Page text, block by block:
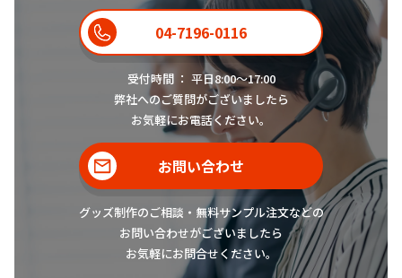
04-7196-0116
受付時間 ： 平日8:00〜17:00
弊社へのご質問がございましたら
お気軽にお電話ください。
お問い合わせ
グッズ制作のご相談・無料サンプル注文などの
お問い合わせがございましたら
お気軽にお問合せください。